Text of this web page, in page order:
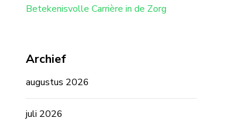
Betekenisvolle Carrière in de Zorg
Archief
augustus 2026
juli 2026